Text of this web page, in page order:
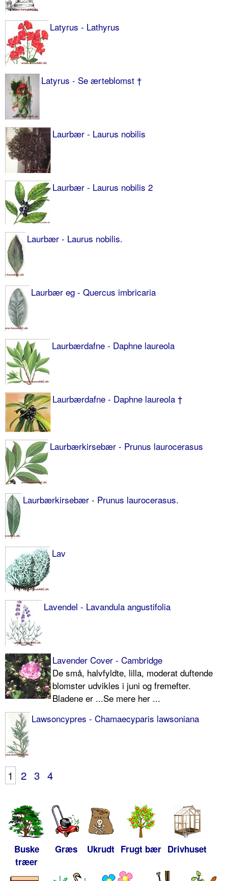
Latyrus - Lathyrus
Latyrus - Se ærteblomst †
Laurbær - Laurus nobilis
Laurbær - Laurus nobilis 2
Laurbær - Laurus nobilis.
Laurbær eg - Quercus imbricaria
Laurbærdafne - Daphne laureola
Laurbærdafne - Daphne laureola †
Laurbærkirsebær - Prunus laurocerasus
Laurbærkirsebær - Prunus laurocerasus.
Lav
Lavendel - Lavandula angustifolia
Lavender Cover - Cambridge
De små, halvfyldte, lilla, moderat duftende
blomster udvik­les i juni og fremefter.
Bladene er ...Se mere her ...
Lawsoncypres - Chamaecyparis lawsoniana
1 2 3 4
Buske
træer
Græs Ukrudt Frugt bær Drivhuset